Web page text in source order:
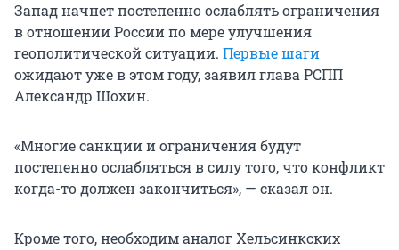
Запад начнет постепенно ослаблять ограничения
в отношении России по мере улучшения
геополитической ситуации. Первые шаги
ожидают уже в этом году, заявил глава РСПП
Александр Шохин.
«Многие санкции и ограничения будут
постепенно ослабляться в силу того, что конфликт
когда-то должен закончиться», — сказал он.
Кроме того, необходим аналог Хельсинкских